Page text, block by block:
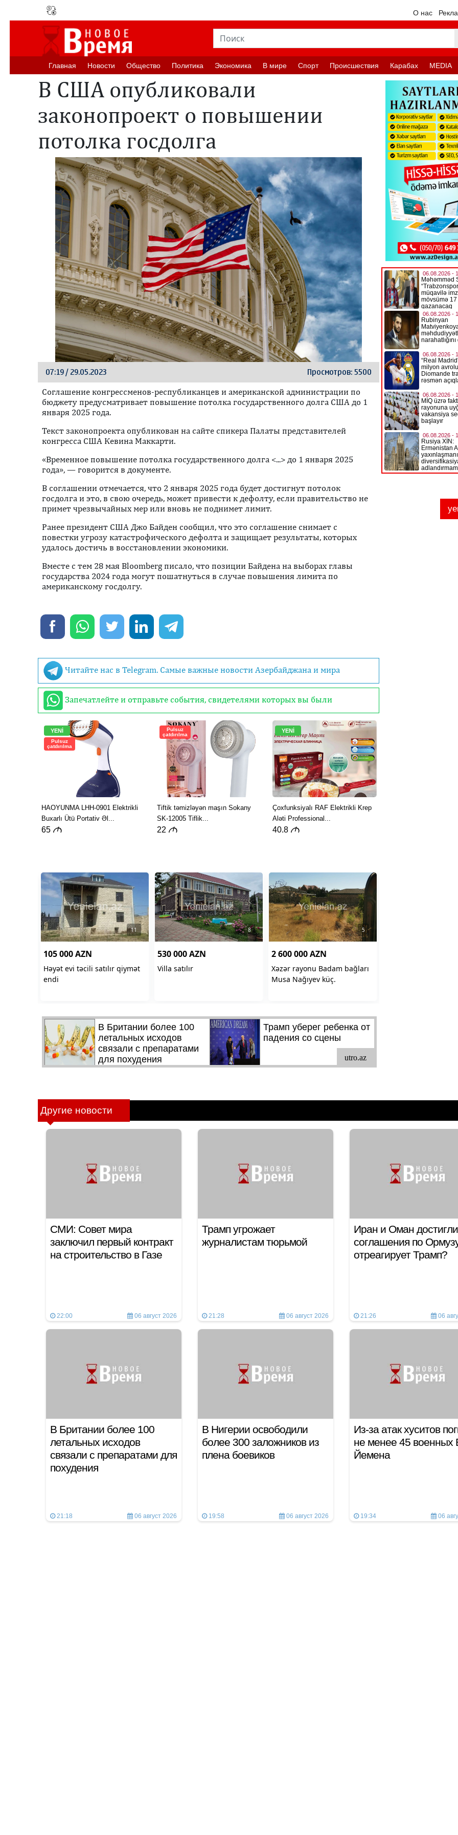
О нас
Главная Новости Oбщество Политика Экономика В мире Спорт Происшествия Карабах MEDIA
В США опубликовали
законопроект о повышении
потолка госдолга
07:19 / 29.05.2023 Просмотров: 5500
Соглашение конгрессменов-республиканцев и американской администрации по
бюджету предусматривает повышение потолка государственного долга США до 1
января 2025 года.
Текст законопроекта опубликован на сайте спикера Палаты представителей
конгресса США Кевина Маккарти.
«Временное повышение потолка государственного долга <...> до 1 января 2025
года», — говорится в документе.
В соглашении отмечается, что 2 января 2025 года будет достигнут потолок
госдолга и это, в свою очередь, может привести к дефолту, если правительство не
примет чрезвычайных мер или вновь не поднимет лимит.
Ранее президент США Джо Байден сообщил, что это соглашение снимает с
повестки угрозу катастрофического дефолта и защищает результаты, которых
удалось достичь в восстановлении экономики.
Вместе с тем 28 мая Bloomberg писало, что позиции Байдена на выборах главы
государства 2024 года могут пошатнуться в случае повышения лимита по
американскому госдолгу.
Читайте нас в Telegram. Самые важные новости Азербайджана и мира
Запечатлейте и отправьте события, свидетелями которых вы были
Другие новости
СМИ: Совет мира
заключил первый контракт
на строительство в Газе
22:00 06 август 2026
Трамп угрожает
журналистам тюрьмой
21:28 06 август 2026
Иран и Оман достигли
соглашения по
отреагирует Трамп?
21:26 06
В Британии более 100
летальных исходов
связали с препаратами для
похудения
21:18 06 август 2026
В Нигерии освободили
более 300 заложников из
плена боевиков
19:58 06 август 2026
Из-за атак хуситов
не менее 45 военных
Йемена
19:34 06